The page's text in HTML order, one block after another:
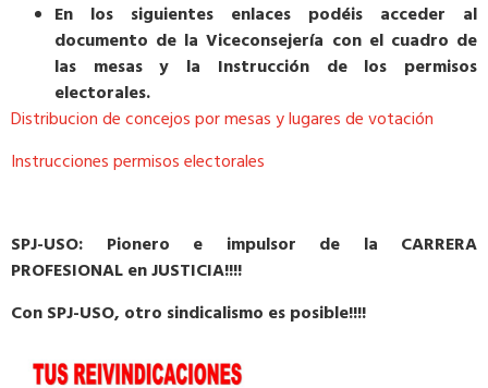
En los siguientes enlaces podéis acceder al
documento de la Viceconsejería con el cuadro de
las mesas y la Instrucción de los permisos
electorales.
Distribucion de concejos por mesas y lugares de votación
Instrucciones permisos electorales
SPJ-USO: Pionero e impulsor de la CARRERA
PROFESIONAL en JUSTICIA!!!!
Con SPJ-USO, otro sindicalismo es posible!!!!